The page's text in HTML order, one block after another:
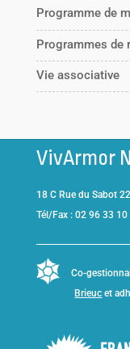
Programme de
Programmes de
Vie associative
VivArmor
18 C Rue du Sabot
Tél/Fax : 02 96 33 10
Co-
Brieuc et